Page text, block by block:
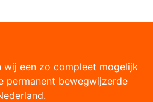
wij een zo compleet mogelijk
permanent bewegwijzerde